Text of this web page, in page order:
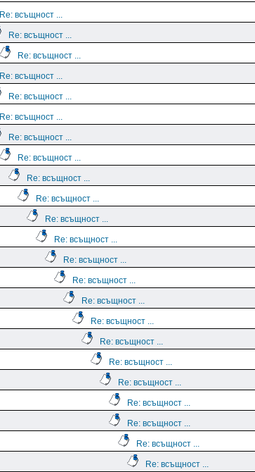
Re: всъщност ...
Re: всъщност ...
Re: всъщност ...
Re: всъщност ...
Re: всъщност ...
Re: всъщност ...
Re: всъщност ...
Re: всъщност ...
Re: всъщност ...
Re: всъщност ...
Re: всъщност ...
Re: всъщност ...
Re: всъщност ...
Re: всъщност ...
Re: всъщност ...
Re: всъщност ...
Re: всъщност ...
Re: всъщност ...
Re: всъщност ...
Re: всъщност ...
Re: всъщност ...
Re: всъщност ...
Re: всъщност ...